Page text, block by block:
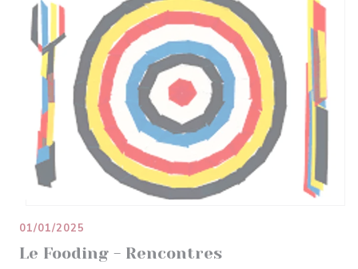
Le Fooding - Rencontres
01/01/2025